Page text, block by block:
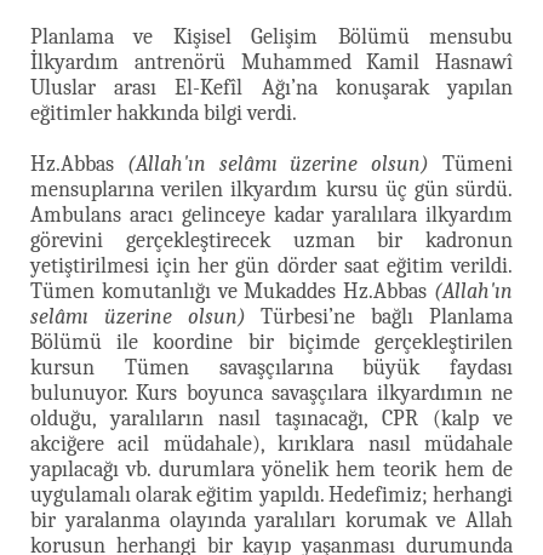
Planlama ve Kişisel Gelişim Bölümü mensubu
İlkyardım antrenörü Muhammed Kamil Hasnawî
Uluslar arası El-Kefîl Ağı’na konuşarak yapılan
eğitimler hakkında bilgi verdi.
Hz.Abbas (Allah'ın selâmı üzerine olsun) Tümeni
mensuplarına verilen ilkyardım kursu üç gün sürdü.
Ambulans aracı gelinceye kadar yaralılara ilkyardım
görevini gerçekleştirecek uzman bir kadronun
yetiştirilmesi için her gün dörder saat eğitim verildi.
Tümen komutanlığı ve Mukaddes Hz.Abbas (Allah'ın
selâmı üzerine olsun) Türbesi’ne bağlı Planlama
Bölümü ile koordine bir biçimde gerçekleştirilen
kursun Tümen savaşçılarına büyük faydası
bulunuyor. Kurs boyunca savaşçılara ilkyardımın ne
olduğu, yaralıların nasıl taşınacağı, CPR (kalp ve
akciğere acil müdahale), kırıklara nasıl müdahale
yapılacağı vb. durumlara yönelik hem teorik hem de
uygulamalı olarak eğitim yapıldı. Hedefimiz; herhangi
bir yaralanma olayında yaralıları korumak ve Allah
korusun herhangi bir kayıp yaşanması durumunda